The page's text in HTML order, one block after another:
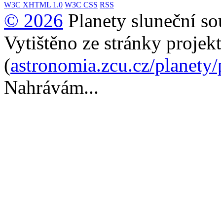
W3C XHTML 1.0 W3C CSS RSS
© 2026 Planety sluneční
Vytištěno ze stránky
(astronomia.zcu.cz/
Nahrávám...